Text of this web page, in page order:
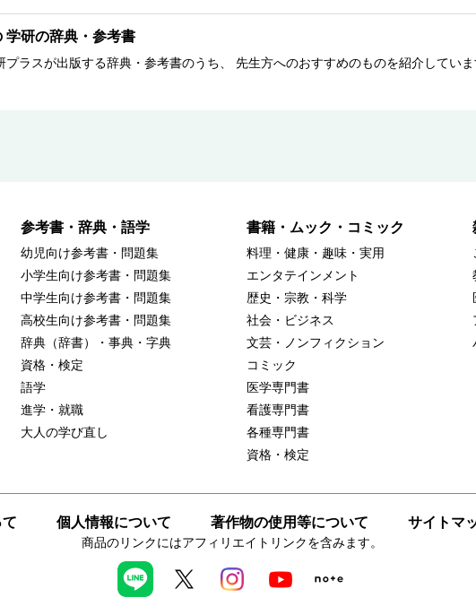
学研の辞典・参考書
ラスが出版する辞典・参考書のうち、 先生方へのおすすめのものを紹介していま
参考書・辞典・語学
幼児向け参考書・問題集
小学生向け参考書・問題集
中学生向け参考書・問題集
高校生向け参考書・問題集
辞典（辞書）・事典・字典
資格・検定
語学
進学・就職
大人の学び直し
書籍・ムック・コミック
料理・健康・趣味・実用
エンタテインメント
歴史・宗教・科学
社会・ビジネス
文芸・ノンフィクション
コミック
医学専門書
看護専門書
各種専門書
資格・検定
個人情報について 著作物の使用等について サイトマ
商品のリンクにはアフィリエイトリンクを含みます。